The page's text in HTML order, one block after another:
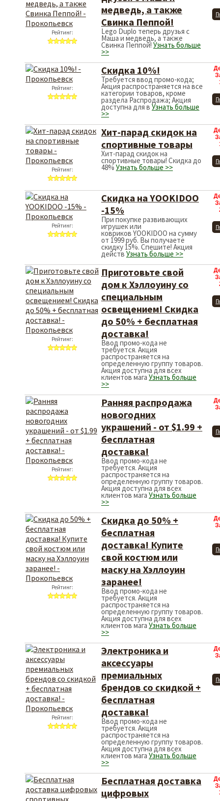
Рейтинг:
медведь, а также
Свинка Пеппой!
Lego Duplo теперь друзья с
Маша и медведь, а также
Свинка Пеппой! Узнать больше
>>
Рейтинг:
Скидка 10%!
Требуется ввод промо-кода;
Акция распространяется на все
категории товаров, кроме
раздела Распродажа; Акция
доступна для в Узнать больше
>>
Рейтинг:
Хит-парад скидок на
спортивные товары
Хит-парад скидок на
спортивные товары! Скидка до
48% Узнать больше >>
Рейтинг:
Скидка на YOOKIDOO
-15%
При покупке развивающих
игрушек или
ковриков YOOKIDOO на сумму
от 1999 руб. Вы получаете
скидку 15%. Спешите! Акция
действ Узнать больше >>
Рейтинг:
Приготовьте свой
дом к Хэллоуину со
специальным
освещением! Скидка
до 50% + бесплатная
доставка!
Ввод промо-кода не
требуется. Акция
распространяется на
определенную группу товаров.
Акция доступна для всех
клиентов мага Узнать больше
>>
Рейтинг:
Ранняя распродажа
новогодних
украшений - от $1.99 +
бесплатная
доставка!
Ввод промо-кода не
требуется. Акция
распространяется на
определенную группу товаров.
Акция доступна для всех
клиентов мага Узнать больше
>>
Рейтинг:
Скидка до 50% +
бесплатная
доставка! Купите
свой костюм или
маску на Хэллоуин
заранее!
Ввод промо-кода не
требуется. Акция
распространяется на
определенную группу товаров.
Акция доступна для всех
клиентов мага Узнать больше
>>
Рейтинг:
Электроника и
аксессуары
премиальных
брендов со скидкой +
бесплатная
доставка!
Ввод промо-кода не
требуется. Акция
распространяется на
определенную группу товаров.
Акция доступна для всех
клиентов мага Узнать больше
>>
Бесплатная доставка
цифровых